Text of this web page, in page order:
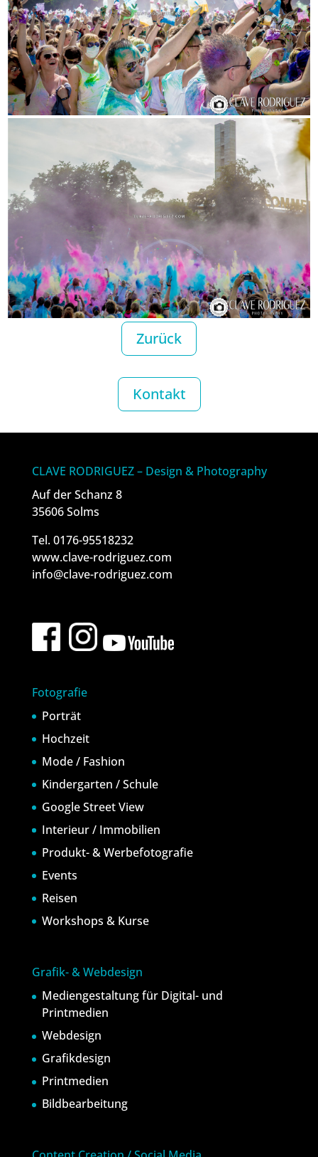
Zurück
Kontakt
CLAVE RODRIGUEZ – Design & Photography
Auf der Schanz 8
35606 Solms
Tel. 0176-95518232
www.clave-rodriguez.com
info@clave-rodriguez.com
Fotografie
Porträt
Hochzeit
Mode / Fashion
Kindergarten / Schule
Google Street View
Interieur / Immobilien
Produkt- & Werbefotografie
Events
Reisen
Workshops & Kurse
Grafik- & Webdesign
Mediengestaltung für Digital- und
Printmedien
Webdesign
Grafikdesign
Printmedien
Bildbearbeitung